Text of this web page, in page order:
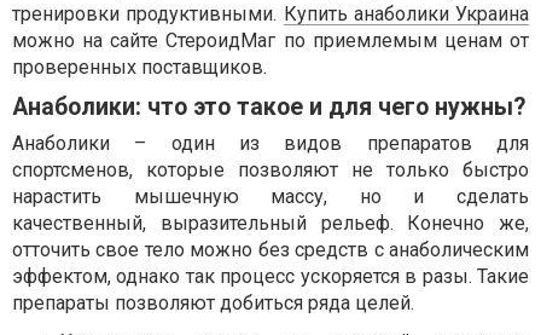
тренировки продуктивными. Купить анаболики Украина
можно на сайте СтероидМаг по приемлемым ценам от
проверенных поставщиков.
Анаболики: что это такое и для чего нужны?
Анаболики – один из видов препаратов для
спортсменов, которые позволяют не только быстро
нарастить мышечную массу, но и сделать
качественный, выразительный рельеф. Конечно же,
отточить свое тело можно без средств с анаболическим
эффектом, однако так процесс ускоряется в разы. Такие
препараты позволяют добиться ряда целей.